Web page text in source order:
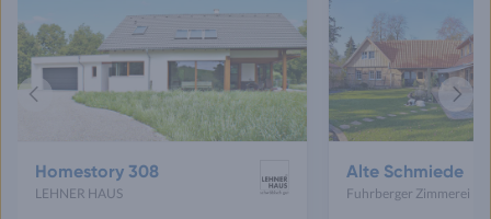
Homestory 308
LEHNER HAUS
Alte Schmiede
Haus